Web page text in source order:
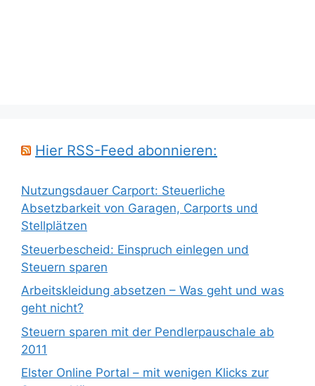
Hier RSS-Feed abonnieren:
Nutzungsdauer Carport: Steuerliche
Absetzbarkeit von Garagen, Carports und
Stellplätzen
Steuerbescheid: Einspruch einlegen und
Steuern sparen
Arbeitskleidung absetzen – Was geht und was
geht nicht?
Steuern sparen mit der Pendlerpauschale ab
2011
Elster Online Portal – mit wenigen Klicks zur